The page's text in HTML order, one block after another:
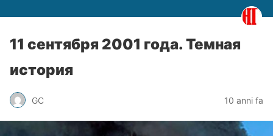
11 сентября 2001 года. Темная
история
GC 10 anni fa